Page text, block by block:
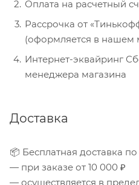
Оплата на расчетный
Рассрочка от
(оформляется в нашем
Интернет-эквайринг
менеджера магазина
Доставка
📦 Бесплатная доставка
— при заказе от 10 000 ₽
— осуществляется в